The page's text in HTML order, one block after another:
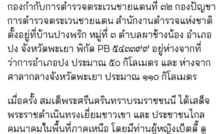
กองกำกับการตำรวจตระเวนชายแตนที่ ๓๒ กองปัญชา
การตำรวจตระเวนชายแตน สำนักงานตำรวจแห่งชาติ
ตั้งอยู่ที่บ้านปางพริก หมู่ที่ ๓ ตำบลผาช้างน้อง อำเภอ
ปง จังหวัดพะเยา พิกัด PB ๕๔๓๓๙๙ อยู่ห่างจากที่
ว่าการอำเภอปง ประมาณ ๕๐ กิโลเมตร และ ห่างจาก
ศาลากลางจังหวัดพะเยา ประมาณ ๑๑๐ กิโลเมตร
เมื่อครั้ง สมเต็พระศรีนครินทราบรมราชชนนี ไต้เสด็จ
พระราชตำเนินทรงเยี่ยมชาวเขา และ ประชาชนไกล
คมนาคมในพื้นที่ภาคเหนือ โดยมีท่านผู้หญิงเบ็ตดี้ ดู